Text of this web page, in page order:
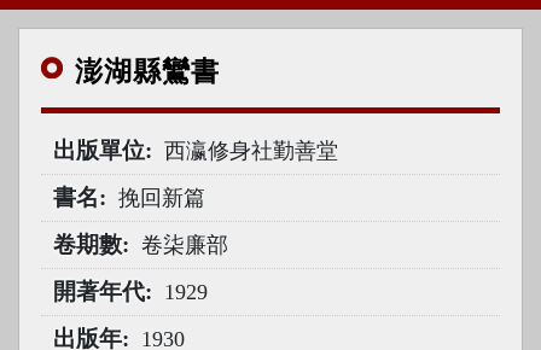
澎湖縣鸞書
出版單位 西瀛修身社勤善堂
書名 挽回新篇
卷期數 卷柒廉部
開著年代 1929
出版年 1930